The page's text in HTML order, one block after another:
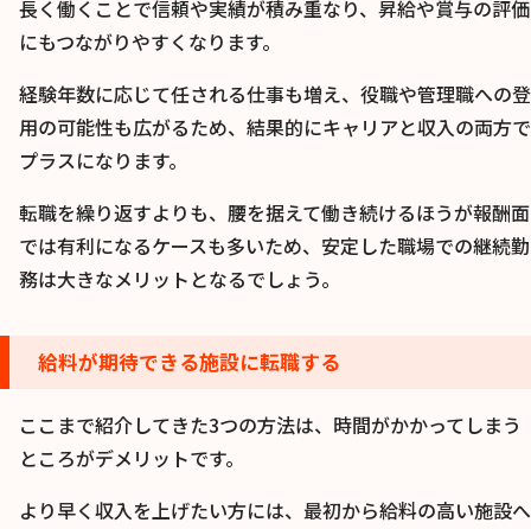
長く働くことで信頼や実績が積み重なり、昇給や賞与の評価
にもつながりやすくなります。
経験年数に応じて任される仕事も増え、役職や管理職への登
用の可能性も広がるため、結果的にキャリアと収入の両方で
プラスになります。
転職を繰り返すよりも、腰を据えて働き続けるほうが報酬面
では有利になるケースも多いため、安定した職場での継続勤
務は大きなメリットとなるでしょう。
給料が期待できる施設に転職する
ここまで紹介してきた3つの方法は、時間がかかってしまう
ところがデメリットです。
より早く収入を上げたい方には、最初から給料の高い施設へ